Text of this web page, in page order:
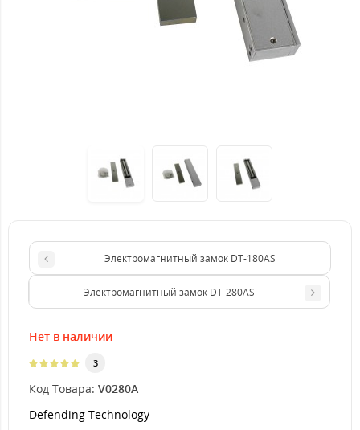
Электромагнитный замок DT-180AS
Электромагнитный замок DT-280AS
Нет в наличии
3
Код Товара: V0280A
Defending Technology